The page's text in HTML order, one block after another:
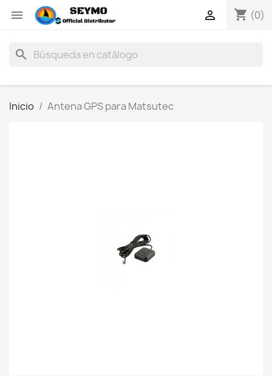
 shopping_cart (0)

search
Inicio Antena GPS para Matsutec